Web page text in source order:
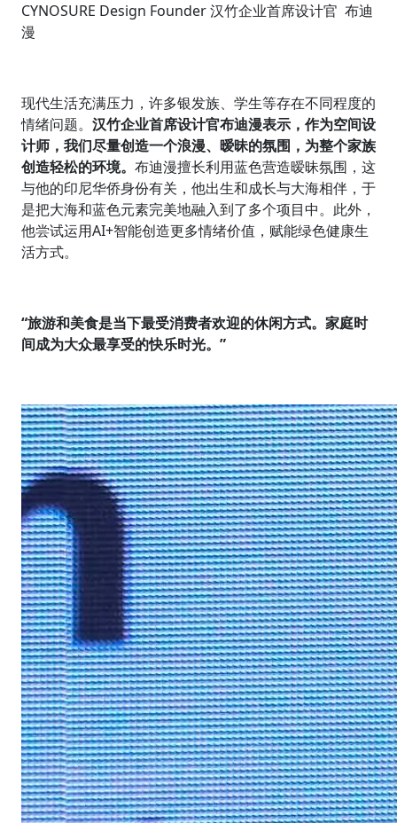
CYNOSURE Design Founder 汉竹企业首席设计官 布迪
漫
现代生活充满压力，许多银发族、学生等存在不同程度的
情绪问题。 汉竹企业首席设计官布迪漫表示，作为空间设
计师，我们尽量创造一个浪漫、暧昧的氛围，为整个家族
创造轻松的环境。 布迪漫擅长利用蓝色营造暧昧氛围，这
与他的印尼华侨身份有关，他出生和成长与大海相伴，于
是把大海和蓝色元素完美地融入到了多个项目中。此外，
他尝试运用AI+智能创造更多情绪价值，赋能绿色健康生
活方式。
“旅游和美食是当下最受消费者欢迎的休闲方式。家庭时
间成为大众最享受的快乐时光。”